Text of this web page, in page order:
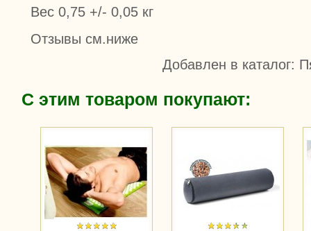
Вес 0,75 +/- 0,05 кг
Отзывы см.ниже
Добавлен в каталог:
С этим товаром покупают: